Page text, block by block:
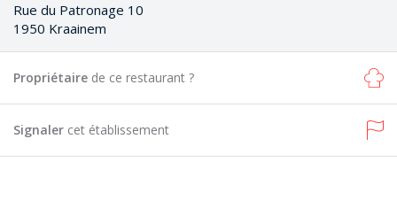
Rue du Patronage 10
1950 Kraainem
Propriétaire de ce restaurant ?
Signaler cet établissement